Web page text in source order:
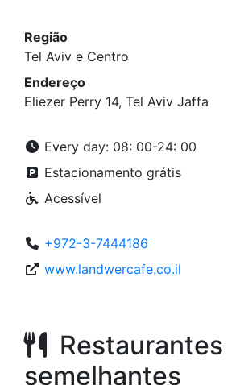
Região
Tel Aviv e Centro
Endereço
Eliezer Perry 14, Tel Aviv Jaffa
Every day: 08: 00-24: 00
Estacionamento grátis
Acessível
+972-3-7444186
www.landwercafe.co.il
Restaurantes
semelhantes